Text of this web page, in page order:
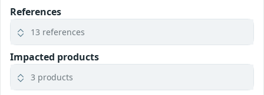
References
13 references
Impacted products
3 products